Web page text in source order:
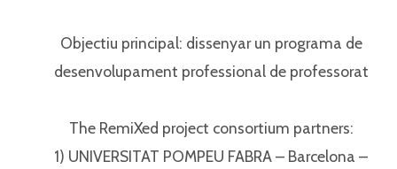
Objectiu principal: dissenyar un programa de
desenvolupament professional de professorat⁣⁣
The RemiXed project consortium partners:⁣⁣
1) UNIVERSITAT POMPEU FABRA – Barcelona –